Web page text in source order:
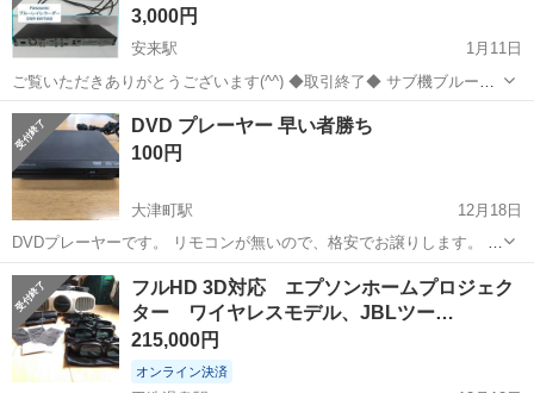
3,000円
安来駅
1月11日
ご覧いただきありがとうございます(⁠^⁠^⁠) ◆取引終了◆ サブ機ブルーレ
イレコーダーの買い替えに伴い出品します。 古い型なので小傷など多
少はあるかと思いますが、先日まで繋いでいたので特に不具合や目立
つ大きな傷は無いと感...
島根 安来市 安来駅 映像プレーヤー、レコーダー
DIGA
DVD プレーヤー 早い者勝ち
100円
大津町駅
12月18日
DVDプレーヤーです。 リモコンが無いので、格安でお譲りします。 再
生専用で作動は確認済みです。 リモコンが無くても全然いいという方
は、この機会に是非。 映像・音声の白赤黄の線はおまけとしてお付け
致します。 早く取引して頂...
島根 出雲市 映像プレーヤー、レコーダー
DVD
フルHD 3D対応 エプソンホームプロジェク
ター ワイヤレスモデル、JBLツー…
215,000円
オンライン決済